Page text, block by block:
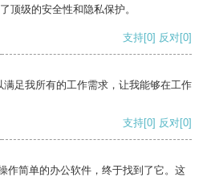
顶级的安全性和隐私保护。
支持[0] 反对[0]
足我所有的工作需求，让我能够在工作
支持[0] 反对[0]
作简单的办公软件，终于找到了它。这